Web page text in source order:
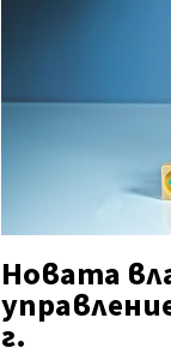
Новата
г.